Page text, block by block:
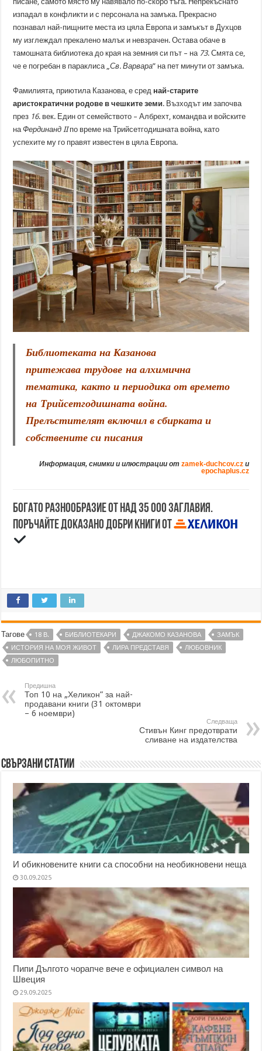
изпадал в конфликти и с персонала на замъка. Прекрасно
познавал най-пищните места из цяла Европа и замъкът в Духцов
му изглеждал прекалено малък и невзрачен. Остава обаче в
тамошната библиотека до края на земния си път – на 73. Смята се,
че е погребан в параклиса „Св. Варвара” на пет минути от замъка.
Фамилията, приютила Казанова, е сред най-старите
аристократични родове в чешките земи. Възходът им започва
през 16. век. Един от семейството – Албрехт, командва и войските
наФердинанд IIпо време на Трийсетгодишната война, като
успехите му го правят известен в цяла Европа.
Библиотеката на Казанова
притежава трудове на алхимична
тематика, както и периодика от времето
на Трийсетгодишната война.
Прелъстителят включил в сбирката и
собствените си писания
Информация, снимки и илюстрации от zamek-duchcov.czи
epochaplus.cz
Богато разнообразие от над 35 000 заглавия.
Поръчайте доказано добри книги от
Тагове 18 В. БИБЛИОТЕКАРИ ДЖАКОМО КАЗАНОВА
ЗАМЪК
ИСТОРИЯ НА МОЯ ЖИВОТ
ЛИРА ПРЕДСТАВЯ
ЛЮБОВНИК
ЛЮБОПИТНО
Предишна
Топ 10 на „Хеликон” за най-
продавани книги (31 октомври
– 6 ноември)
Следваща
Стивън Кинг предотврати
сливане на издателства
Свързани статии
И обикновените книги са способни на необикновени неща
30.09.2025
Пипи Дългото чорапче вече е официален символ на
Швеция
29.09.2025